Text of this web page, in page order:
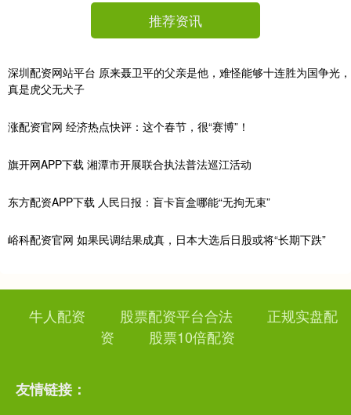
推荐资讯
深圳配资网站平台 原来聂卫平的父亲是他，难怪能够十连胜为国争光，
真是虎父无犬子
涨配资官网 经济热点快评：这个春节，很“赛博”！
旗开网APP下载 湘潭市开展联合执法普法巡江活动
东方配资APP下载 人民日报：盲卡盲盒哪能“无拘无束”
峪科配资官网 如果民调结果成真，日本大选后日股或将“长期下跌”
牛人配资 股票配资平台合法
正规实盘配
资
股票10倍配资
友情链接：